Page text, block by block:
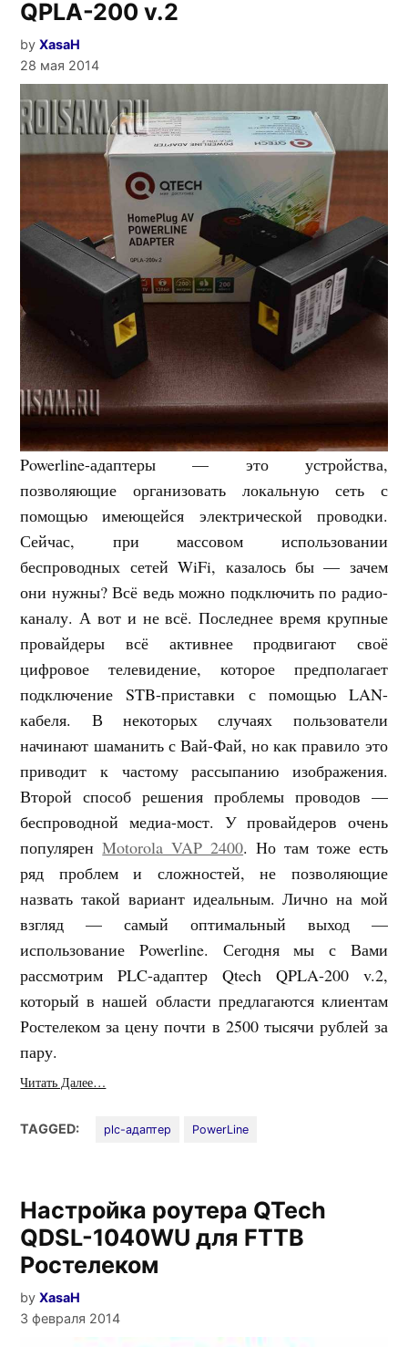
QPLA-200 v.2
by XasaH
28 мая 2014
Powerline-адаптеры — это устройства,
позволяющие организовать локальную сеть с
помощью имеющейся электрической проводки.
Сейчас, при массовом использовании
беспроводных сетей WiFi, казалось бы — зачем
они нужны? Всё ведь можно подключить по радио-
каналу. А вот и не всё. Последнее время крупные
провайдеры всё активнее продвигают своё
цифровое телевидение, которое предполагает
подключение STB-приставки с помощью LAN-
кабеля. В некоторых случаях пользователи
начинают шаманить с Вай-Фай, но как правило это
приводит к частому рассыпанию изображения.
Второй способ решения проблемы проводов —
беспроводной медиа-мост. У провайдеров очень
популяренMotorola VAP 2400. Но там тоже есть
ряд проблем и сложностей, не позволяющие
назвать такой вариант идеальным. Лично на мой
взгляд — самый оптимальный выход —
использование Powerline. Сегодня мы с Вами
рассмотрим PLC-адаптер Qtech QPLA-200 v.2,
который в нашей области предлагаются клиентам
Ростелеком за цену почти в 2500 тысячи рублей за
пару.
Читать Далее…
TAGGED: plc-адаптер PowerLine
Настройка роутера QTech
QDSL-1040WU для FTTB
Ростелеком
by XasaH
3 февраля 2014